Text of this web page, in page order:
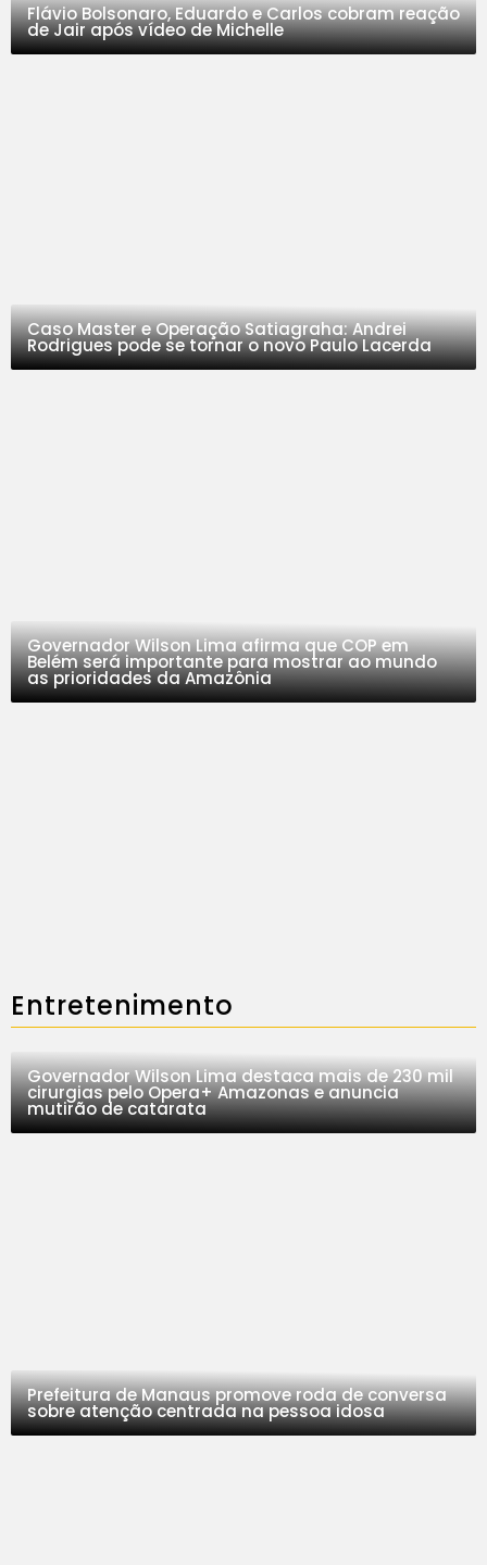
Flávio Bolsonaro, Eduardo e Carlos cobram reação
de Jair após vídeo de Michelle
Caso Master e Operação Satiagraha: Andrei
Rodrigues pode se tornar o novo Paulo Lacerda
Governador Wilson Lima afirma que COP em
Belém será importante para mostrar ao mundo
as prioridades da Amazônia
Entretenimento
Governador Wilson Lima destaca mais de 230 mil
cirurgias pelo Opera+ Amazonas e anuncia
mutirão de catarata
Prefeitura de Manaus promove roda de conversa
sobre atenção centrada na pessoa idosa